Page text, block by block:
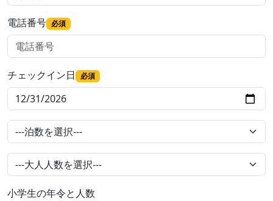
電話番号 必須
チェックイン日 必須
小学生の年令と人数